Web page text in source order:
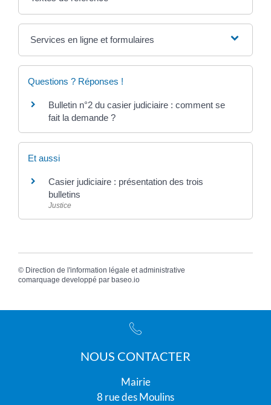
Services en ligne et formulaires
Questions ? Réponses !
Bulletin n°2 du casier judiciaire : comment se
fait la demande ?
Et aussi
Casier judiciaire : présentation des trois
bulletins
Justice
© Direction de l'information légale et administrative
comarquage developpé par baseo.io
NOUS CONTACTER
Mairie
8 rue des Moulins